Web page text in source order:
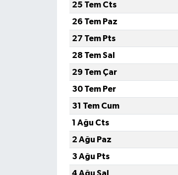
25 Tem Cts
26 Tem Paz
27 Tem Pts
28 Tem Sal
29 Tem Çar
30 Tem Per
31 Tem Cum
1 Ağu Cts
2 Ağu Paz
3 Ağu Pts